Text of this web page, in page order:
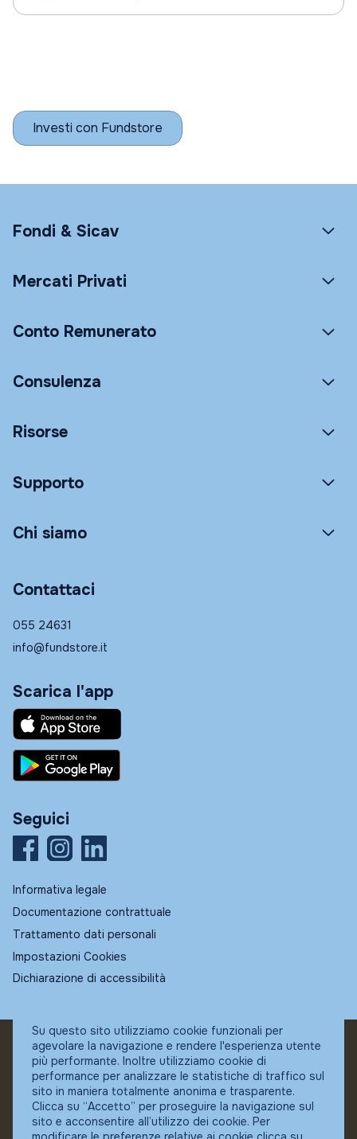
Investi con Fundstore
Fondi & Sicav
Mercati Privati
Conto Remunerato
Consulenza
Risorse
Supporto
Chi siamo
Contattaci
055 24631
info@fundstore.it
Scarica l'app
Seguici
Informativa legale
Documentazione contrattuale
Trattamento dati personali
Impostazioni Cookies
Dichiarazione di accessibilità
© Fundstore
Collocatore autorizzato:
Banca Ifigest SpA
P.Iva: 04337180485
Su questo sito utilizziamo cookie funzionali per
agevolare la navigazione e rendere l'esperienza utente
più performante. Inoltre utilizziamo cookie di
performance per analizzare le statistiche di traffico sul
sito in maniera totalmente anonima e trasparente.
Clicca su “Accetto” per proseguire la navigazione sul
sito e acconsentire all’utilizzo dei cookie. Per